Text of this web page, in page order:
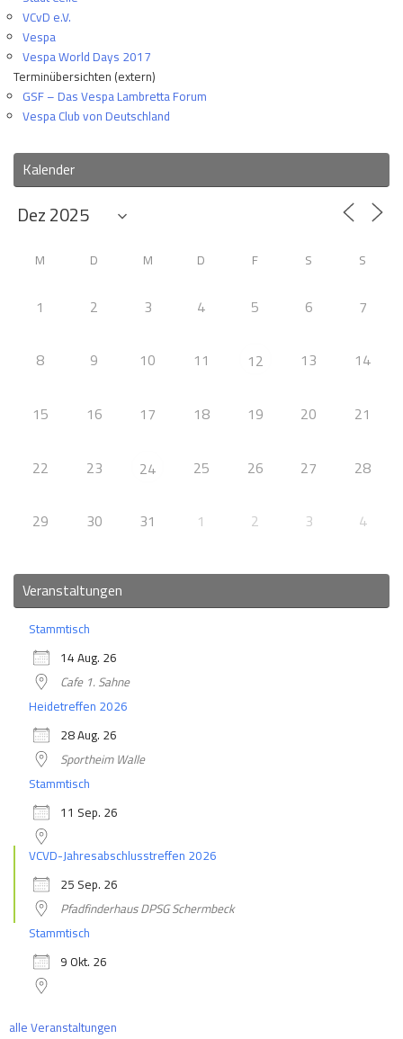
VCvD e.V.
Vespa
Vespa World Days 2017
Terminübersichten (extern)
GSF – Das Vespa Lambretta Forum
Vespa Club von Deutschland
Kalender
M D M D F S S
1 2 3 4 5 6 7
8 9 10 11 12 13 14
15 16 17 18 19 20 21
22 23 24 25 26 27 28
29 30 31 1 2 3 4
Veranstaltungen
Stammtisch
14 Aug. 26
Cafe 1. Sahne
Heidetreffen 2026
28 Aug. 26
Sportheim Walle
Stammtisch
11 Sep. 26
VCVD-Jahresabschlusstreffen 2026
25 Sep. 26
Pfadfinderhaus DPSG Schermbeck
Stammtisch
9 Okt. 26
alle Veranstaltungen